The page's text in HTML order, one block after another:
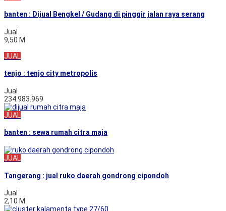
banten : Dijual Bengkel / Gudang di pinggir jalan raya serang
Jual
9,50 M
JUAL
tenjo : tenjo city metropolis
Jual
234.983.969
JUAL
banten : sewa rumah citra maja
JUAL
Tangerang : jual ruko daerah gondrong cipondoh
Jual
2,10 M